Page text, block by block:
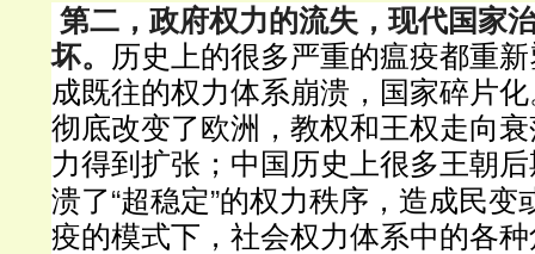
第二，政府权力的流失，现代国家
坏。
历史上的很多严重的瘟疫都重
成既往的权力体系崩溃，国家碎片
彻底改变了欧洲，教权和王权走向
力得到扩张；中国历史上很多王朝
溃了“超稳定”的权力秩序，造成民变
疫的模式下，社会权力体系中的各